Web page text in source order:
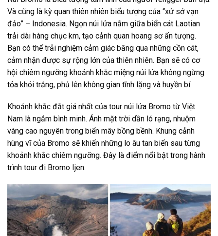
Và cũng là kỳ quan thiên nhiên biểu tượng của “xứ sở vạn
đảo” – Indonesia. Ngọn núi lửa nằm giữa biển cát Laotian
trải dài hàng chục km, tạo cảnh quan hoang sơ ấn tượng.
Bạn có thể trải nghiệm cảm giác băng qua những cồn cát,
cảm nhận được sự rộng lớn của thiên nhiên. Bạn sẽ có cơ
hội chiêm ngưỡng khoảnh khắc miệng núi lửa không ngừng
tỏa khói trắng, phủ lên không gian tĩnh lặng và huyền bí.
Khoảnh khắc đắt giá nhất của tour núi lửa Bromo từ Việt
Nam là ngắm bình minh. Ánh mặt trời dần ló rạng, nhuộm
vàng cao nguyên trong biển mây bồng bềnh. Khung cảnh
hùng vĩ của Bromo sẽ khiến những lo âu tan biến sau từng
khoảnh khắc chiêm ngưỡng. Đây là điểm nổi bật trong hành
trình tour đi Bromo Ijen.